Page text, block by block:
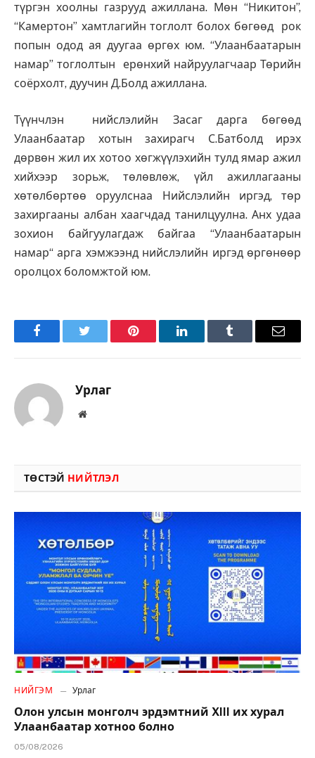
түргэн хоолны газрууд ажиллана. Мөн “Никитон”,
“Камертон” хамтлагийн тоглолт болох бөгөөд рок
попын одод ая дуугаа өргөх юм. “Улаанбаатарын
намар” тоглолтын ерөнхий найруулагчаар Төрийн
соёрхолт, дуучин Д.Болд ажиллана.
Түүнчлэн нийслэлийн Засаг дарга бөгөөд
Улаанбаатар хотын захирагч С.Батболд ирэх
дөрвөн жил их хотоо хөгжүүлэхийн тулд ямар ажил
хийхээр зорьж, төлөвлөж, үйл ажиллагааны
хөтөлбөртөө оруулснаа Нийслэлийн иргэд, төр
захиргааны албан хаагчдад танилцуулна. Анх удаа
зохион байгуулагдаж байгаа “Улаанбаатарын
намар“ арга хэмжээнд нийслэлийн иргэд өргөнөөр
оролцох боломжтой юм.
FacebookTwitter Pinterest LinkedInTumblr Имэйл
Урлаг
Вэбсайт
ТӨСТЭЙ НИЙТЛЭЛ
НИЙГЭМ Урлаг
Олон улсын монголч эрдэмтний XIII их хурал
Улаанбаатар хотноо болно
05/08/2026